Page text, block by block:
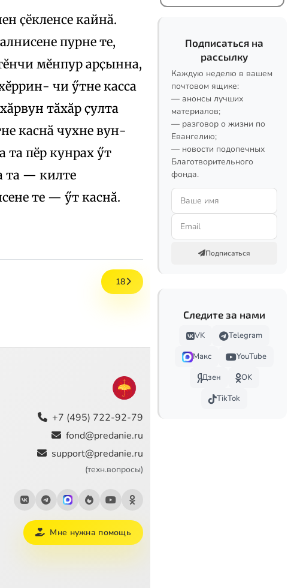
ҫӗкленсе кайнӑ.
пурне те,
мӗнпур арҫынна,
чи ӳтне касса
тӑхӑр ҫулта
каснӑ чухне вун-
та пӗр кунрах ӳт
та — килте
те — ӳт каснӑ.
18
+7 (495) 722-92-79
fond@predanie.ru
support@predanie.ru
(техн.вопросы)
Мне нужна помощь
Подписаться на
рассылку
Каждую неделю в вашем
почтовом ящике:
— анонсы лучших
материалов;
— разговор о жизни по
Евангелию;
— новости подопечных
Благотворительного
фонда.
Подписаться
Следите за нами
VK
Telegram
Макс
YouTube
Дзен
OK
TikTok